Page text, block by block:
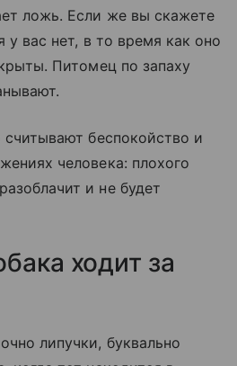
ложь. Если же вы скажете
у вас нет, в то время как оно
Питомец по запаху
считывают беспокойство и
человека: плохого
и не будет
ходит за
липучки, буквально